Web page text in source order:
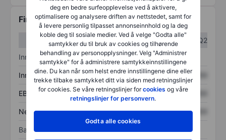
deg en bedre surfeopplevelse ved å aktivere,
optimalisere og analysere driften av nettstedet, samt for
å levere personlig tilpasset annonseinnhold og la deg
koble deg til sosiale medier. Ved å velge "Godta alle"
samtykker du til bruk av cookies og tilhørende
behandling av personopplysninger. Velg "Administrer
samtykke" for å administrere samtykkeinnstillingene
dine. Du kan når som helst endre innstillingene dine eller
trekke tilbake samtykket ditt via siden med retningslinjer
for cookies. Se våre retningslinjer forcookies og våre
retningslinjer for personvern.
Godta alle cookies
Finansiell informasjon
Q1
Q2
Inntektsoversikt
Inntekter XXXXXXX XXXXXXX
EBITDA XXXXXXX XXXXXXX
Nettoinntekt XXXXXXX XXXXXXX
Balanse